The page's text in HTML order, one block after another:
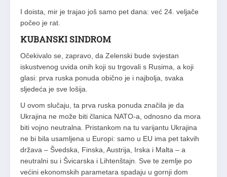
I doista, mir je trajao još samo pet dana: već 24. veljače
počeo je rat.
KUBANSKI SINDROM
Očekivalo se, zapravo, da Zelenski bude svjestan
iskustvenog uvida onih koji su trgovali s Rusima, a koji
glasi: prva ruska ponuda obično je i najbolja, svaka
sljedeća je sve lošija.
U ovom slučaju, ta prva ruska ponuda značila je da
Ukrajina ne može biti članica NATO-a, odnosno da mora
biti vojno neutralna. Pristankom na tu varijantu Ukrajina
ne bi bila usamljena u Europi: samo u EU ima pet takvih
država – Švedska, Finska, Austrija, Irska i Malta – a
neutralni su i Švicarska i Lihtenštajn. Sve te zemlje po
većini ekonomskih parametara spadaju u gornji dom